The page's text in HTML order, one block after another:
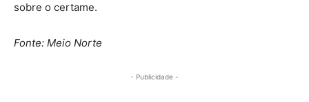
sobre o certame.
Fonte: Meio Norte
- Publicidade -